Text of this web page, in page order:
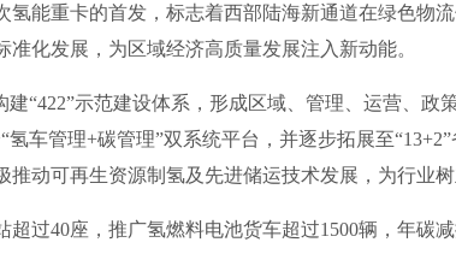
重卡的首发，标志着西部陆海新通道在绿色物
化发展，为区域经济高质量发展注入新动能。
示范建设体系，形成区域、管理、运营、政
车管理+碳管理”双系统平台，并逐步拓展至
动可再生资源制氢及先进储运技术发展，为行业树
40座，推广氢燃料电池货车超过1500辆，年碳减